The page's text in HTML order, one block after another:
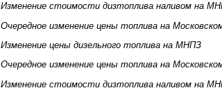
Изменение стоимости дизтоплива наливом на
Очередное изменение цены топлива на
Изменение цены дизельного топлива на МНПЗ
Очередное изменение цены топлива на
Изменение стоимости дизтоплива наливом на